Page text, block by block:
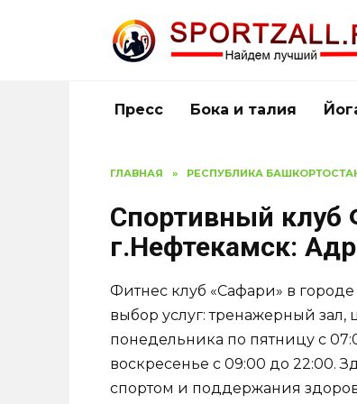
Пресс Бока и талия
ГЛАВНАЯ » РЕСПУБЛИКА
Спортивный клуб
г.Нефтекамск:
Фитнес клуб «Сафари» в
выбор услуг: тренажерный зал,
понедельника по пятницу с
воскресенье с 09:00 до 22:00.
спортом и поддержания